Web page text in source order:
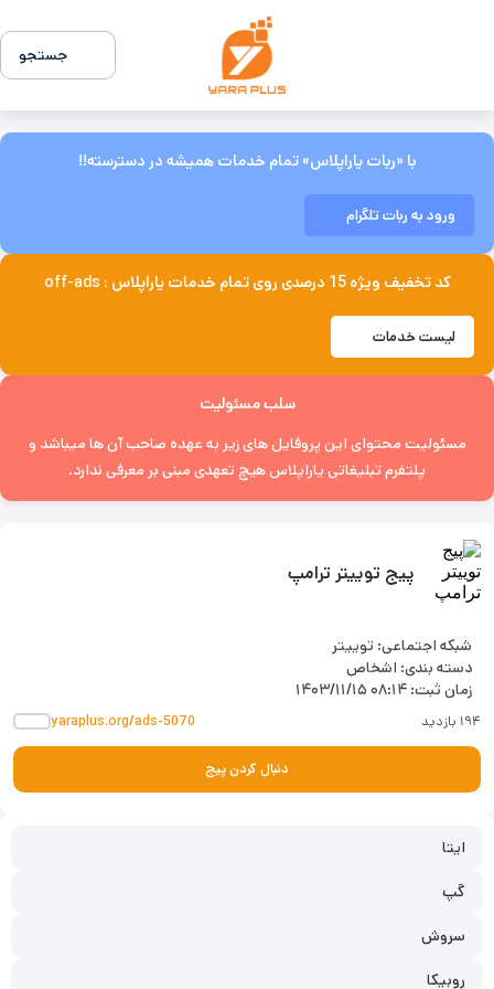
جستجو
با «ربات یاراپلاس» تمام خدمات همیشه در دسترسته!!
ورود به ربات تلگرام
کد تخفیف ویژه 15 درصدی روی تمام خدمات یاراپلاس : off-ads
لیست خدمات
سلب مسئولیت
مسئولیت محتوای این پروفایل های زیر به عهده صاحب آن ها میباشد و
پلتفرم تبلیغاتی یاراپلاس هیچ تعهدی مبنی بر معرفی ندارد.
پیج توییتر ترامپ
شبکه اجتماعی: توییتر
دسته بندی: اشخاص
زمان ثبت: ۱۴۰۳/۱۱/۱۵ ۰۸:۱۴
۱۹۴ بازدید yaraplus.org/ads-5070
دنبال کردن پیج
ایتا
گپ
سروش
روبیکا